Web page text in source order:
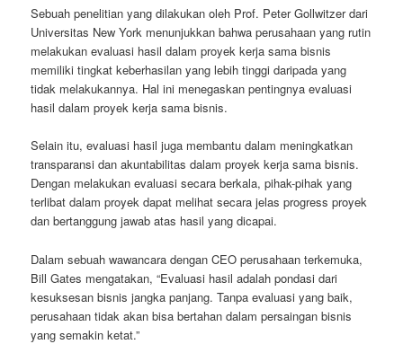
Sebuah penelitian yang dilakukan oleh Prof. Peter Gollwitzer dari
Universitas New York menunjukkan bahwa perusahaan yang rutin
melakukan evaluasi hasil dalam proyek kerja sama bisnis
memiliki tingkat keberhasilan yang lebih tinggi daripada yang
tidak melakukannya. Hal ini menegaskan pentingnya evaluasi
hasil dalam proyek kerja sama bisnis.
Selain itu, evaluasi hasil juga membantu dalam meningkatkan
transparansi dan akuntabilitas dalam proyek kerja sama bisnis.
Dengan melakukan evaluasi secara berkala, pihak-pihak yang
terlibat dalam proyek dapat melihat secara jelas progress proyek
dan bertanggung jawab atas hasil yang dicapai.
Dalam sebuah wawancara dengan CEO perusahaan terkemuka,
Bill Gates mengatakan, “Evaluasi hasil adalah pondasi dari
kesuksesan bisnis jangka panjang. Tanpa evaluasi yang baik,
perusahaan tidak akan bisa bertahan dalam persaingan bisnis
yang semakin ketat.”